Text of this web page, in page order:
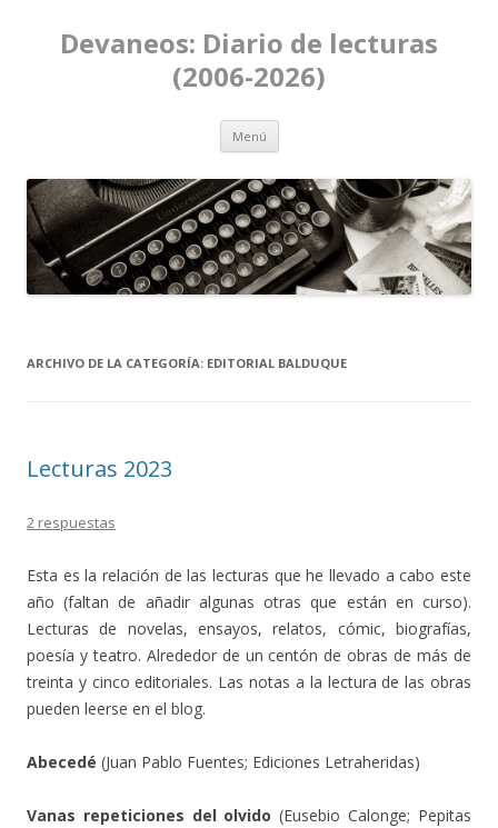
Devaneos: Diario de lecturas
(2006-2026)
Menú Ir al contenido
ARCHIVO DE LA CATEGORÍA: EDITORIAL BALDUQUE
Lecturas 2023
2 respuestas
Esta es la relación de las lecturas que he llevado a cabo este
año (faltan de añadir algunas otras que están en curso).
Lecturas de novelas, ensayos, relatos, cómic, biografías,
poesía y teatro. Alrededor de un centón de obras de más de
treinta y cinco editoriales. Las notas a la lectura de las obras
pueden leerse en el blog.
Abecedé (Juan Pablo Fuentes; Ediciones Letraheridas)
Vanas repeticiones del olvido (Eusebio Calonge; Pepitas